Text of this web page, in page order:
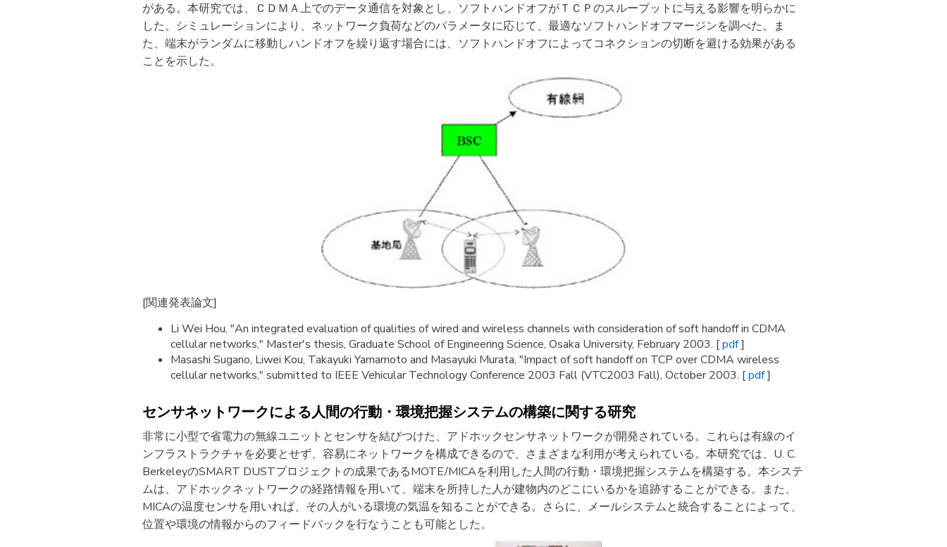
がある。本研究では、ＣＤＭＡ上でのデータ通信を対象とし、ソフトハンドオフがＴＣＰのスループットに与える影響を明らかに
した。シミュレーションにより、ネットワーク負荷などのパラメータに応じて、最適なソフトハンドオフマージンを調べた。ま
た、端末がランダムに移動しハンドオフを繰り返す場合には、ソフトハンドオフによってコネクションの切断を避ける効果がある
ことを示した。
[関連発表論文]
Li Wei Hou, "An integrated evaluation of qualities of wired and wireless channels with consideration of soft handoff in CDMA
cellular networks," Master's thesis, Graduate School of Engineering Science, Osaka University, February 2003. [pdf]
Masashi Sugano, Liwei Kou, Takayuki Yamamoto and Masayuki Murata, "Impact of soft handoff on TCP over CDMA wireless
cellular networks," submitted to IEEE Vehicular Technology Conference 2003 Fall (VTC2003 Fall), October 2003. [pdf]
センサネットワークによる人間の行動・環境把握システムの構築に関する研究
非常に小型で省電力の無線ユニットとセンサを結びつけた、アドホックセンサネットワークが開発されている。これらは有線のイ
ンフラストラクチャを必要とせず、容易にネットワークを構成できるので、さまざまな利用が考えられている。本研究では、U. C.
BerkeleyのSMART DUSTプロジェクトの成果であるMOTE/MICAを利用した人間の行動・環境把握システムを構築する。本システ
ムは、アドホックネットワークの経路情報を用いて、端末を所持した人が建物内のどこにいるかを追跡することができる。また、
MICAの温度センサを用いれば、その人がいる環境の気温を知ることができる。さらに、メールシステムと統合することによって、
位置や環境の情報からのフィードバックを行なうことも可能とした。